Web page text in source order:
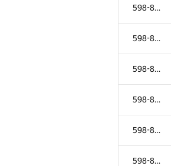
598-854
598-854
598-854
598-854
598-854
598-854